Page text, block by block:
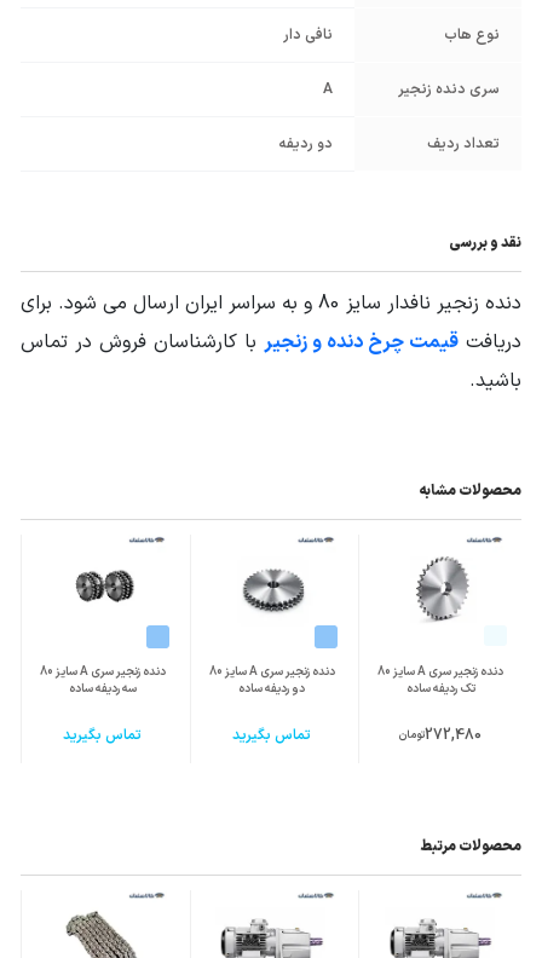
نوع هاب نافی دار
سری دنده زنجیر A
تعداد ردیف دو ردیفه
نقد و بررسی
دنده زنجیر نافدار سایز 80 و به سراسر ایران ارسال می شود. برای
دریافت قیمت چرخ دنده و زنجیر با کارشناسان فروش در تماس
باشید.
محصولات مشابه
دنده زنجیر سری A سایز 80
تک ردیفه ساده
272,480تومان
دنده زنجیر سری A سایز 80
دو ردیفه ساده
تماس بگیرید
دنده زنجیر سری A سایز 80
سه ردیفه ساده
تماس بگیرید
محصولات مرتبط